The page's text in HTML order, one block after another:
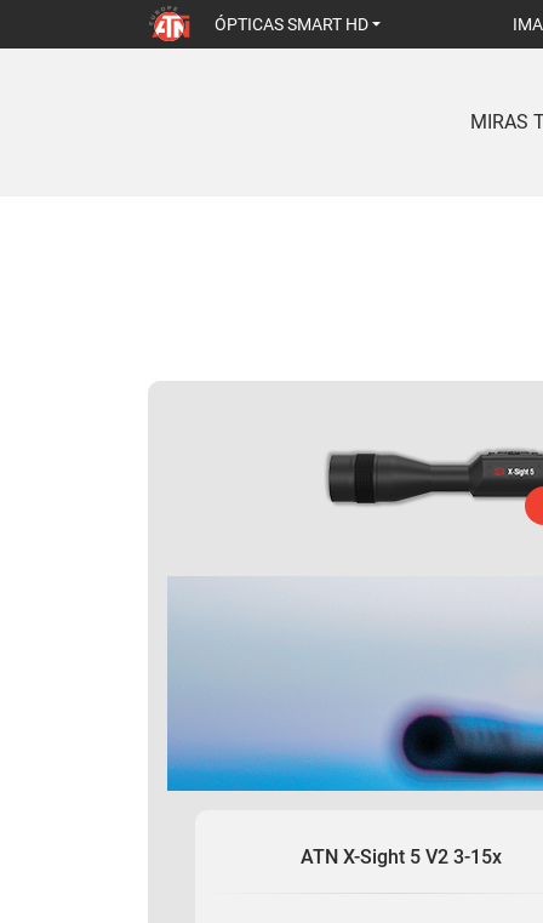
ÓPTICAS SMART HD
MIRAS
ATN X-Sight 5 V2 3-15x